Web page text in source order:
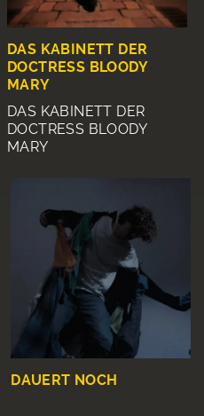
DAS KABINETT DER
DOCTRESS BLOODY
MARY
DAS KABINETT DER
DOCTRESS BLOODY
MARY
DAUERT NOCH